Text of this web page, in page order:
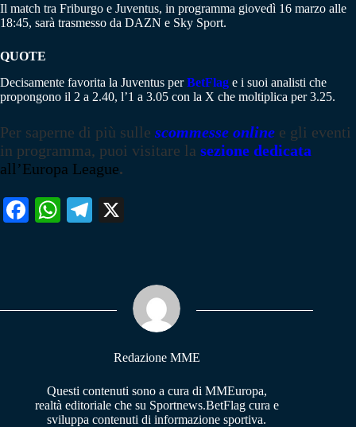
Il match tra Friburgo e Juventus, in programma giovedì 16 marzo alle
18:45, sarà trasmesso da DAZN e Sky Sport.
QUOTE
Decisamente favorita la Juventus perBetFlag e i suoi analisti che
propongono il 2 a 2.40, l’1 a 3.05 con la X che moltiplica per 3.25.
Per saperne di più sulle scommesse online e gli eventi
in programma, puoi visitare la sezione dedicata
all’Europa League.
Fa W
pp
Te
m
Redazione MME
Questi contenuti sono a cura di MMEuropa,
realtà editoriale che su Sportnews.BetFlag cura e
sviluppa contenuti di informazione sportiva.